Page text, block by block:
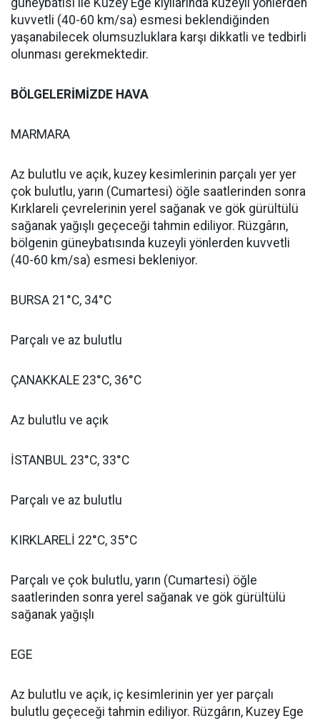
güneybatısı ile Kuzey Ege kıyılarında kuzeyli yönlerden
kuvvetli (40-60 km/sa) esmesi beklendiğinden
yaşanabilecek olumsuzluklara karşı dikkatli ve tedbirli
olunması gerekmektedir.
BÖLGELERİMİZDE HAVA
MARMARA
Az bulutlu ve açık, kuzey kesimlerinin parçalı yer yer
çok bulutlu, yarın (Cumartesi) öğle saatlerinden sonra
Kırklareli çevrelerinin yerel sağanak ve gök gürültülü
sağanak yağışlı geçeceği tahmin ediliyor. Rüzgârın,
bölgenin güneybatısında kuzeyli yönlerden kuvvetli
(40-60 km/sa) esmesi bekleniyor.
BURSA 21°C, 34°C
Parçalı ve az bulutlu
ÇANAKKALE 23°C, 36°C
Az bulutlu ve açık
İSTANBUL 23°C, 33°C
Parçalı ve az bulutlu
KIRKLARELİ 22°C, 35°C
Parçalı ve çok bulutlu, yarın (Cumartesi) öğle
saatlerinden sonra yerel sağanak ve gök gürültülü
sağanak yağışlı
EGE
Az bulutlu ve açık, iç kesimlerinin yer yer parçalı
bulutlu geçeceği tahmin ediliyor. Rüzgârın, Kuzey Ege